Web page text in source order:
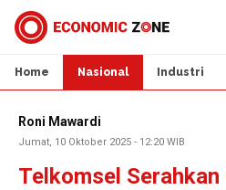
Home Nasional Industri
Roni Mawardi
Jumat, 10 Oktober 2025 - 12:20 WIB
Telkomsel